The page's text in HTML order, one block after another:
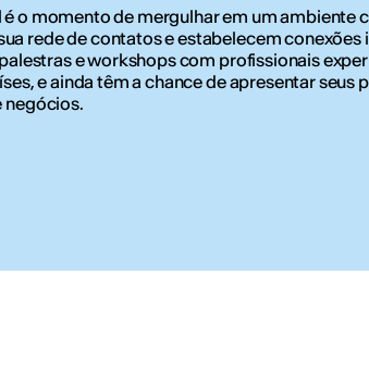
o momento de mergulhar em um ambiente
rede de contatos e estabelecem
e workshops com profissionais
e ainda têm a chance de apresentar seus
negócios.